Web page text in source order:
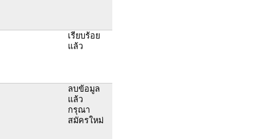
เรียบร้อย
แล้ว
ลบข้อมูล
แล้ว
กรุณา
สมัครใหม่